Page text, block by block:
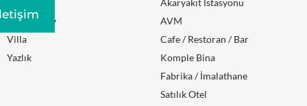
Mustakil Ev
Villa
Yazlık
Akaryakıt İstasyonu
AVM
Cafe / Restoran / Bar
Komple Bina
Fabrika / İmalathane
Satılık Otel